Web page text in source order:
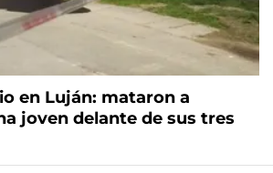
en Luján: mataron a
joven delante de sus tres